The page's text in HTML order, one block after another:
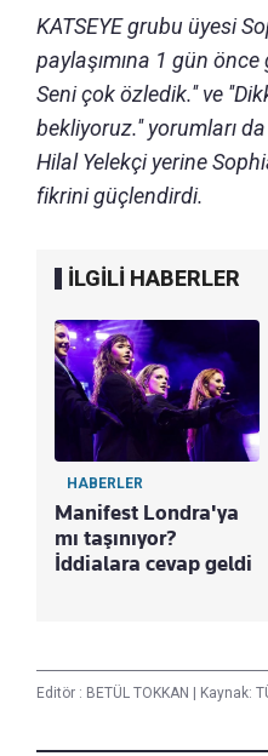
KATSEYE grubu üyesi
paylaşımına 1 gün
Seni çok özledik.'' ve
bekliyoruz.'' yorumları
Hilal Yelekçi yerine
fikrini güçlendirdi.
İLGİLİ HABERLER
HABERLER
Manifest Londra'ya
mı taşınıyor?
İddialara cevap geldi
Editör : BETÜL TOKKAN Kaynak: